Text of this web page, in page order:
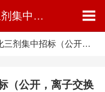
2022年炼化三剂集中招标（公开，离子交换树脂/001×７/通用 等）离子交换树脂/001×７/通用 等招标公告
子交换树脂/001×７/通用 等）离子交换树脂/001×７/通用 等招标公告
（公开，离子交换